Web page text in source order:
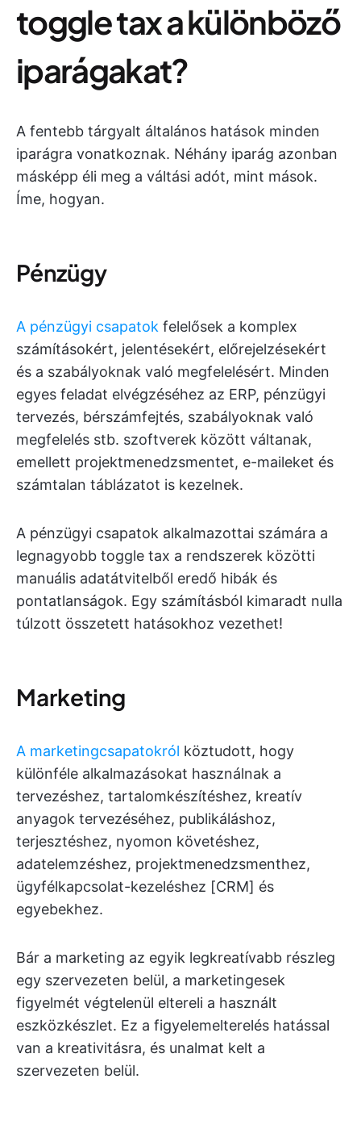
toggle tax a különböző
iparágakat?
A fentebb tárgyalt általános hatások minden
iparágra vonatkoznak. Néhány iparág azonban
másképp éli meg a váltási adót, mint mások.
Íme, hogyan.
Pénzügy
A pénzügyi csapatok felelősek a komplex
számításokért, jelentésekért, előrejelzésekért
és a szabályoknak való megfelelésért. Minden
egyes feladat elvégzéséhez az ERP, pénzügyi
tervezés, bérszámfejtés, szabályoknak való
megfelelés stb. szoftverek között váltanak,
emellett projektmenedzsmentet, e-maileket és
számtalan táblázatot is kezelnek.
A pénzügyi csapatok alkalmazottai számára a
legnagyobb toggle tax a rendszerek közötti
manuális adatátvitelből eredő hibák és
pontatlanságok. Egy számításból kimaradt nulla
túlzott összetett hatásokhoz vezethet!
Marketing
A marketingcsapatokról köztudott, hogy
különféle alkalmazásokat használnak a
tervezéshez, tartalomkészítéshez, kreatív
anyagok tervezéséhez, publikáláshoz,
terjesztéshez, nyomon követéshez,
adatelemzéshez, projektmenedzsmenthez,
ügyfélkapcsolat-kezeléshez [CRM] és
egyebekhez.
Bár a marketing az egyik legkreatívabb részleg
egy szervezeten belül, a marketingesek
figyelmét végtelenül eltereli a használt
eszközkészlet. Ez a figyelemelterelés hatással
van a kreativitásra, és unalmat kelt a
szervezeten belül.